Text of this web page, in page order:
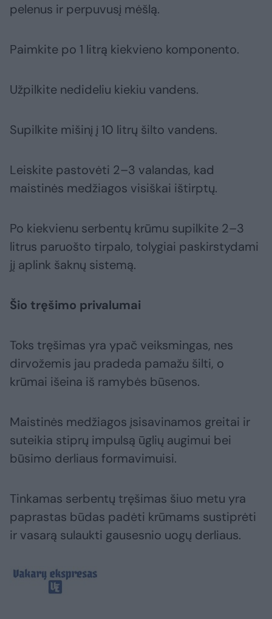
pelenus ir perpuvusį mėšlą.
Paimkite po 1 litrą kiekvieno komponento.
Užpilkite nedideliu kiekiu vandens.
Supilkite mišinį į 10 litrų šilto vandens.
Leiskite pastovėti 2–3 valandas, kad
maistinės medžiagos visiškai ištirptų.
Po kiekvienu serbentų krūmu supilkite 2–3
litrus paruošto tirpalo, tolygiai paskirstydami
jį aplink šaknų sistemą.
Šio tręšimo privalumai
Toks tręšimas yra ypač veiksmingas, nes
dirvožemis jau pradeda pamažu šilti, o
krūmai išeina iš ramybės būsenos.
Maistinės medžiagos įsisavinamos greitai ir
suteikia stiprų impulsą ūglių augimui bei
būsimo derliaus formavimuisi.
Tinkamas serbentų tręšimas šiuo metu yra
paprastas būdas padėti krūmams sustiprėti
ir vasarą sulaukti gausesnio uogų derliaus.